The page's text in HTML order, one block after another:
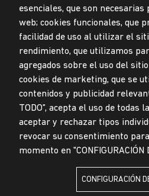
Privacidad de datos personales
Mesa de partes
© Universidad de Lima, 2024
Todos los derechos reservados
Diseñado porPartners
LA UNIVERSIDAD DE LIMA ES MIEMBRO
LA UNIVERSIDAD DE LIMA ESTÁ
esenciales, que son
web; cookies funcionales, que
facilidad de uso al utilizar el
rendimiento, que utilizamos
agregados sobre el uso del
cookies de marketing, que se
contenidos y publicidad
TODO", acepta el uso de todas
aceptar y rechazar tipos
revocar su consentimiento
momento en "CONFIGURACIÓN
CONFIGURACIÓN